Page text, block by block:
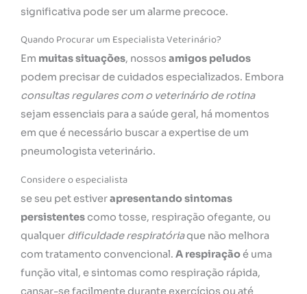
significativa pode ser um alarme precoce.
Quando Procurar um Especialista Veterinário?
Em muitas situações, nossos amigos peludos
podem precisar de cuidados especializados. Embora
consultas regulares com o veterinário de rotina
sejam essenciais para a saúde geral, há momentos
em que é necessário buscar a expertise de um
pneumologista veterinário.
Considere o especialista
se seu pet estiverapresentando sintomas
persistentescomo tosse, respiração ofegante, ou
qualquer dificuldade respiratóriaque não melhora
com tratamento convencional. A respiraçãoé uma
função vital, e sintomas como respiração rápida,
cansar-se facilmente durante exercícios ou até